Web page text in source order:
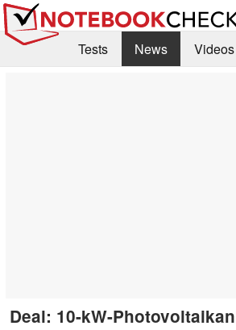
Tests News
Videos
Deal: 10-kW-